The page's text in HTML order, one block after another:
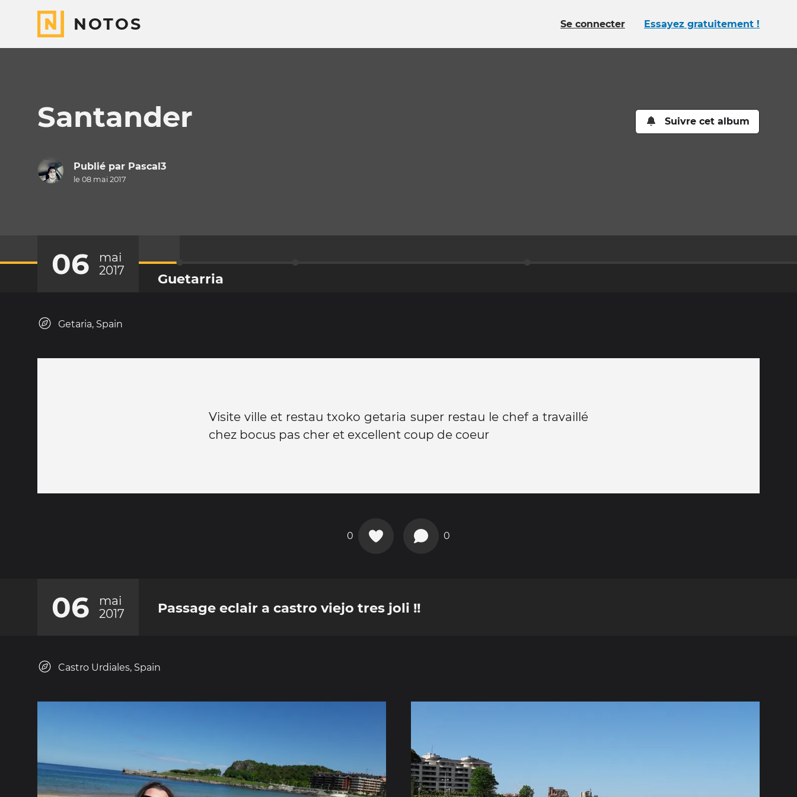
NOTOS Se connecter Essayez gratuitement !
Santander Suivre cet album
Publié par Pascal3
le 08 mai 2017
06
mai
2017
Guetarria
Getaria, Spain
Visite ville et restau txoko getaria super restau le chef a travaillé
chez bocus pas cher et excellent coup de coeur
0 0
06
mai
2017
Passage eclair a castro viejo tres joli !!
Castro Urdiales, Spain